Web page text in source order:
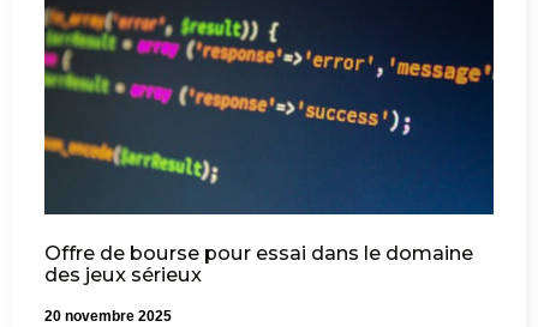
Offre de bourse pour essai dans le domaine
des jeux sérieux
20 novembre 2025